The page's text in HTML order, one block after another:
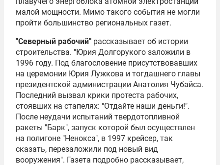
малой мощности. Мимо такого события не могли
пройти большинство региональных газет.
"Северный рабочий" рассказывает об истории
строительства. "Юрия Долгорукого заложили в
1996 году. Под благословение присутствовавших
на церемонии Юрия Лужкова и тогдашнего главы
президентской администрации Анатолия Чубайса.
Последний вызвал крики протеста рабочих,
стоявших на стапелях: "Отдайте наши деньги!".
После неудачи испытаний твердотопливной
ракеты "Барк", запуск которой был осуществлен
на полигоне "Ненокса", в 1997 крейсер, так
сказать, перезаложили под новый вид
вооружения". Газета подробно рассказывает,